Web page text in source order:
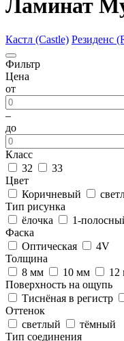
Ламинат
Кастл (Castle) Резиденс
Фильтр
Цена
от
–
до
Класс
32
33
Цвет
Коричневый
Тип рисунка
ёлочка
1-
Фаска
Оптическая
4V
Толщина
8 мм
10 мм
12
Поверхность на ощупь
Тиснёная в регистр
Оттенок
светлый
тёмный
Тип соединения